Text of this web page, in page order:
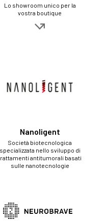
Lo showroom unico per la
vostra boutique
Nanoligent
Società biotecnologica
specializzata nello sviluppo di
antitumorali basati
sulle nanotecnologie